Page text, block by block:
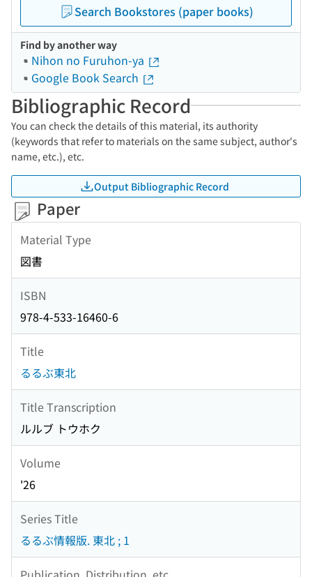
Search Bookstores (paper books)
Find by another way
Nihon no Furuhon-ya
Google Book Search
Bibliographic Record
You can check the details of this material, its authority
(keywords that refer to materials on the same subject, author's
name, etc.), etc.
Output Bibliographic Record
Paper
Material Type
図書
ISBN
978-4-533-16460-6
Title
るるぶ東北
Title Transcription
ルルブ トウホク
Volume
'26
Series Title
るるぶ情報版. 東北 ; 1